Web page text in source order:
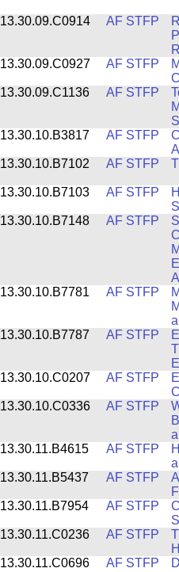
13.30.09.C0914 AF STFP
13.30.09.C0927
AF STFP
13.30.09.C1136
AF STFP
13.30.10.B3817
AF STFP
13.30.10.B7102
AF STFP
13.30.10.B7103 AF STFP
13.30.10.B7148
AF STFP
13.30.10.B7781
AF STFP
13.30.10.B7787
AF STFP
13.30.10.C0207
AF STFP
13.30.10.C0336
AF STFP
13.30.11.B4615
AF STFP
13.30.11.B5437
AF STFP
13.30.11.B7954
AF STFP
13.30.11.C0236
AF STFP
13.30.11.C0696
AF STFP